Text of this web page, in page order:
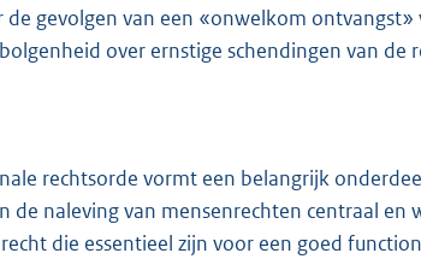
gevolgen van een «onwelkom
over ernstige schendingen van de
rechtsorde vormt een belangrijk
de naleving van mensenrechten centraal en
die essentieel zijn voor een goed